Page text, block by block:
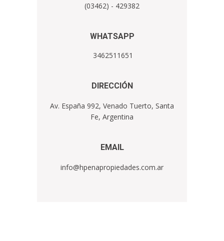
(03462) - 429382
WHATSAPP
3462511651
DIRECCIÓN
Av. España 992, Venado Tuerto, Santa
Fe, Argentina
EMA​IL
info@hpenapropiedades.com.ar